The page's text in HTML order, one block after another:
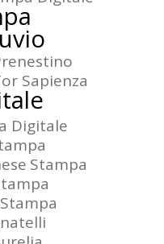
Sapienza
Digitale
Stampa
Stampa